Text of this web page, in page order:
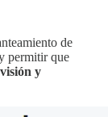
de
permitir que
y